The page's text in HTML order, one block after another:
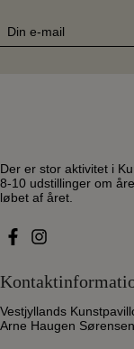
E-
mail
Der er stor aktivitet i
8-10 udstillinger om
løbet af året.
Vestjyllands
Arne Haugen